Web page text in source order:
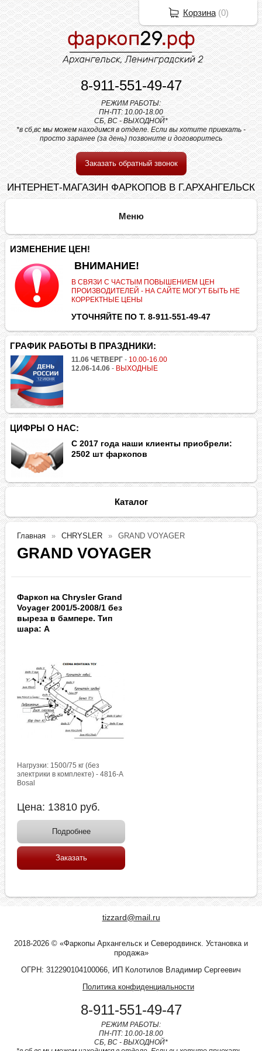
8-911-551-49-47
РЕЖИМ РАБОТЫ:
ПН-ПТ: 10.00-18.00
СБ, ВС - ВЫХОДНОЙ*
*в сб,вс мы можем находимся в отделе. Если вы хотите приехать -
просто заранее (за день) позвоните и договоритесь
Заказать обратный звонок
ИНТЕРНЕТ-МАГАЗИН ФАРКОПОВ В Г.АРХАНГЕЛЬСК
ИЗМЕНЕНИЕ ЦЕН!
ВНИМАНИЕ!
В СВЯЗИ С ЧАСТЫМ ПОВЫШЕНИЕМ ЦЕН
ПРОИЗВОДИТЕЛЕЙ - НА САЙТЕ МОГУТ БЫТЬ НЕ
КОРРЕКТНЫЕ ЦЕНЫ
УТОЧНЯЙТЕ ПО Т. 8-911-551-49-47
ГРАФИК РАБОТЫ В ПРАЗДНИКИ:
11.06 ЧЕТВЕРГ - 10.00-16.00
12.06-14.06 - ВЫХОДНЫЕ
ЦИФРЫ О НАС:
С 2017 года наши клиенты приобрели:
2502 шт фаркопов
Каталог
Главная CHRYSLER GRAND VOYAGER
GRAND VOYAGER
Фаркоп на Chrysler Grand
Voyager 2001/5-2008/1 без
выреза в бампере. Тип
шара: A
Нагрузки: 1500/75 кг (без
электрики в комплекте) - 4816-A
Bosal
Цена: 13810 руб.
Подробнее
Заказать
tizzard@mail.ru
2018-2026 © «Фаркопы Архангельск и Северодвинск. Установка и
продажа»
ОГРН: 312290104100066, ИП Колотилов Владимир Сергеевич
Политика конфиденциальности
8-911-551-49-47
РЕЖИМ РАБОТЫ:
ПН-ПТ: 10.00-18.00
СБ, ВС - ВЫХОДНОЙ*
Корзина(0)